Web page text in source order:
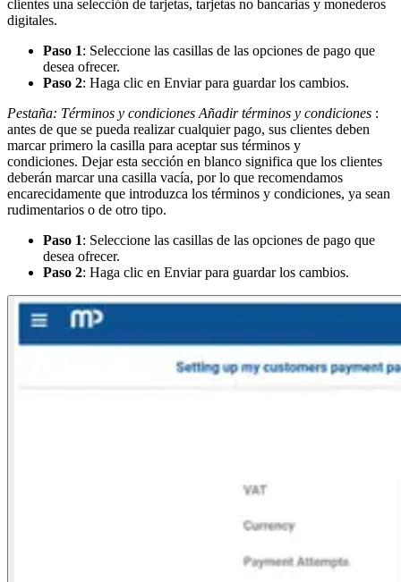
clientes una selección de tarjetas, tarjetas no bancarias y monederos
digitales.
Paso 1: Seleccione las casillas de las opciones de pago que
desea ofrecer.
Paso 2: Haga clic en Enviar para guardar los cambios.
Pestaña: Términos y condiciones Añadir términos y condiciones :
antes de que se pueda realizar cualquier pago, sus clientes deben
marcar primero la casilla para aceptar sus términos y
condiciones. Dejar esta sección en blanco significa que los clientes
deberán marcar una casilla vacía, por lo que recomendamos
encarecidamente que introduzca los términos y condiciones, ya sean
rudimentarios o de otro tipo.
Paso 1: Seleccione las casillas de las opciones de pago que
desea ofrecer.
Paso 2: Haga clic en Enviar para guardar los cambios.